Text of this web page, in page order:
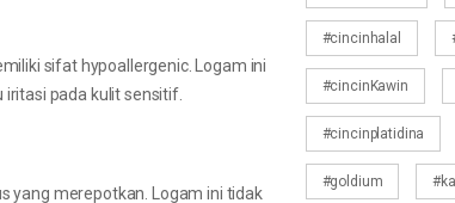
sifat hypoallergenic. Logam ini
pada kulit sensitif.
yang merepotkan. Logam ini tidak
#cincinhalal
#cincinKawin
#cincinplatidina
#goldium